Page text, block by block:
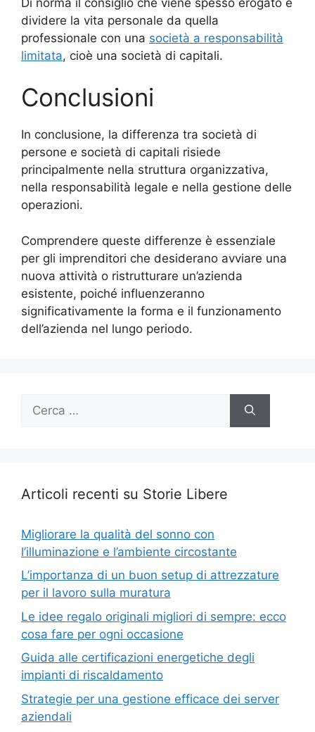
dividere la vita personale da quella
professionale con una società a responsabilità
limitata, cioè una società di capitali.
Conclusioni
In conclusione, la differenza tra società di
persone e società di capitali risiede
principalmente nella struttura organizzativa,
nella responsabilità legale e nella gestione delle
operazioni.
Comprendere queste differenze è essenziale
per gli imprenditori che desiderano avviare una
nuova attività o ristrutturare un’azienda
esistente, poiché influenzeranno
significativamente la forma e il funzionamento
dell’azienda nel lungo periodo.
per:
Articoli recenti su Storie Libere
Migliorare la qualità del sonno con
l’illuminazione e l’ambiente circostante
L’importanza di un buon setup di attrezzature
per il lavoro sulla muratura
Le idee regalo originali migliori di sempre: ecco
cosa fare per ogni occasione
Guida alle certificazioni energetiche degli
impianti di riscaldamento
Strategie per una gestione efficace dei server
aziendali